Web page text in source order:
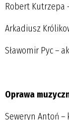
Robert Kutrzepa
Arkadiusz
Sławomir Pyc –
Oprawa
Seweryn Antoń –